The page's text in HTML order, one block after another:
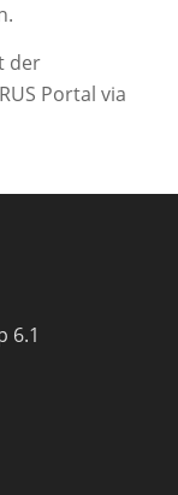
der
Portal via
6.1